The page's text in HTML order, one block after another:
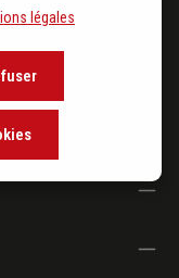
légales